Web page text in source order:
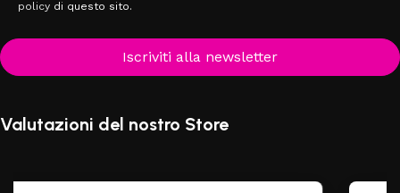
policy di questo sito.
Iscriviti alla newsletter
Valutazioni del nostro Store